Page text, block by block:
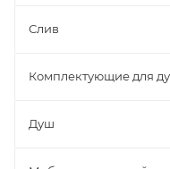
Слив
Комплектующие для
Душ